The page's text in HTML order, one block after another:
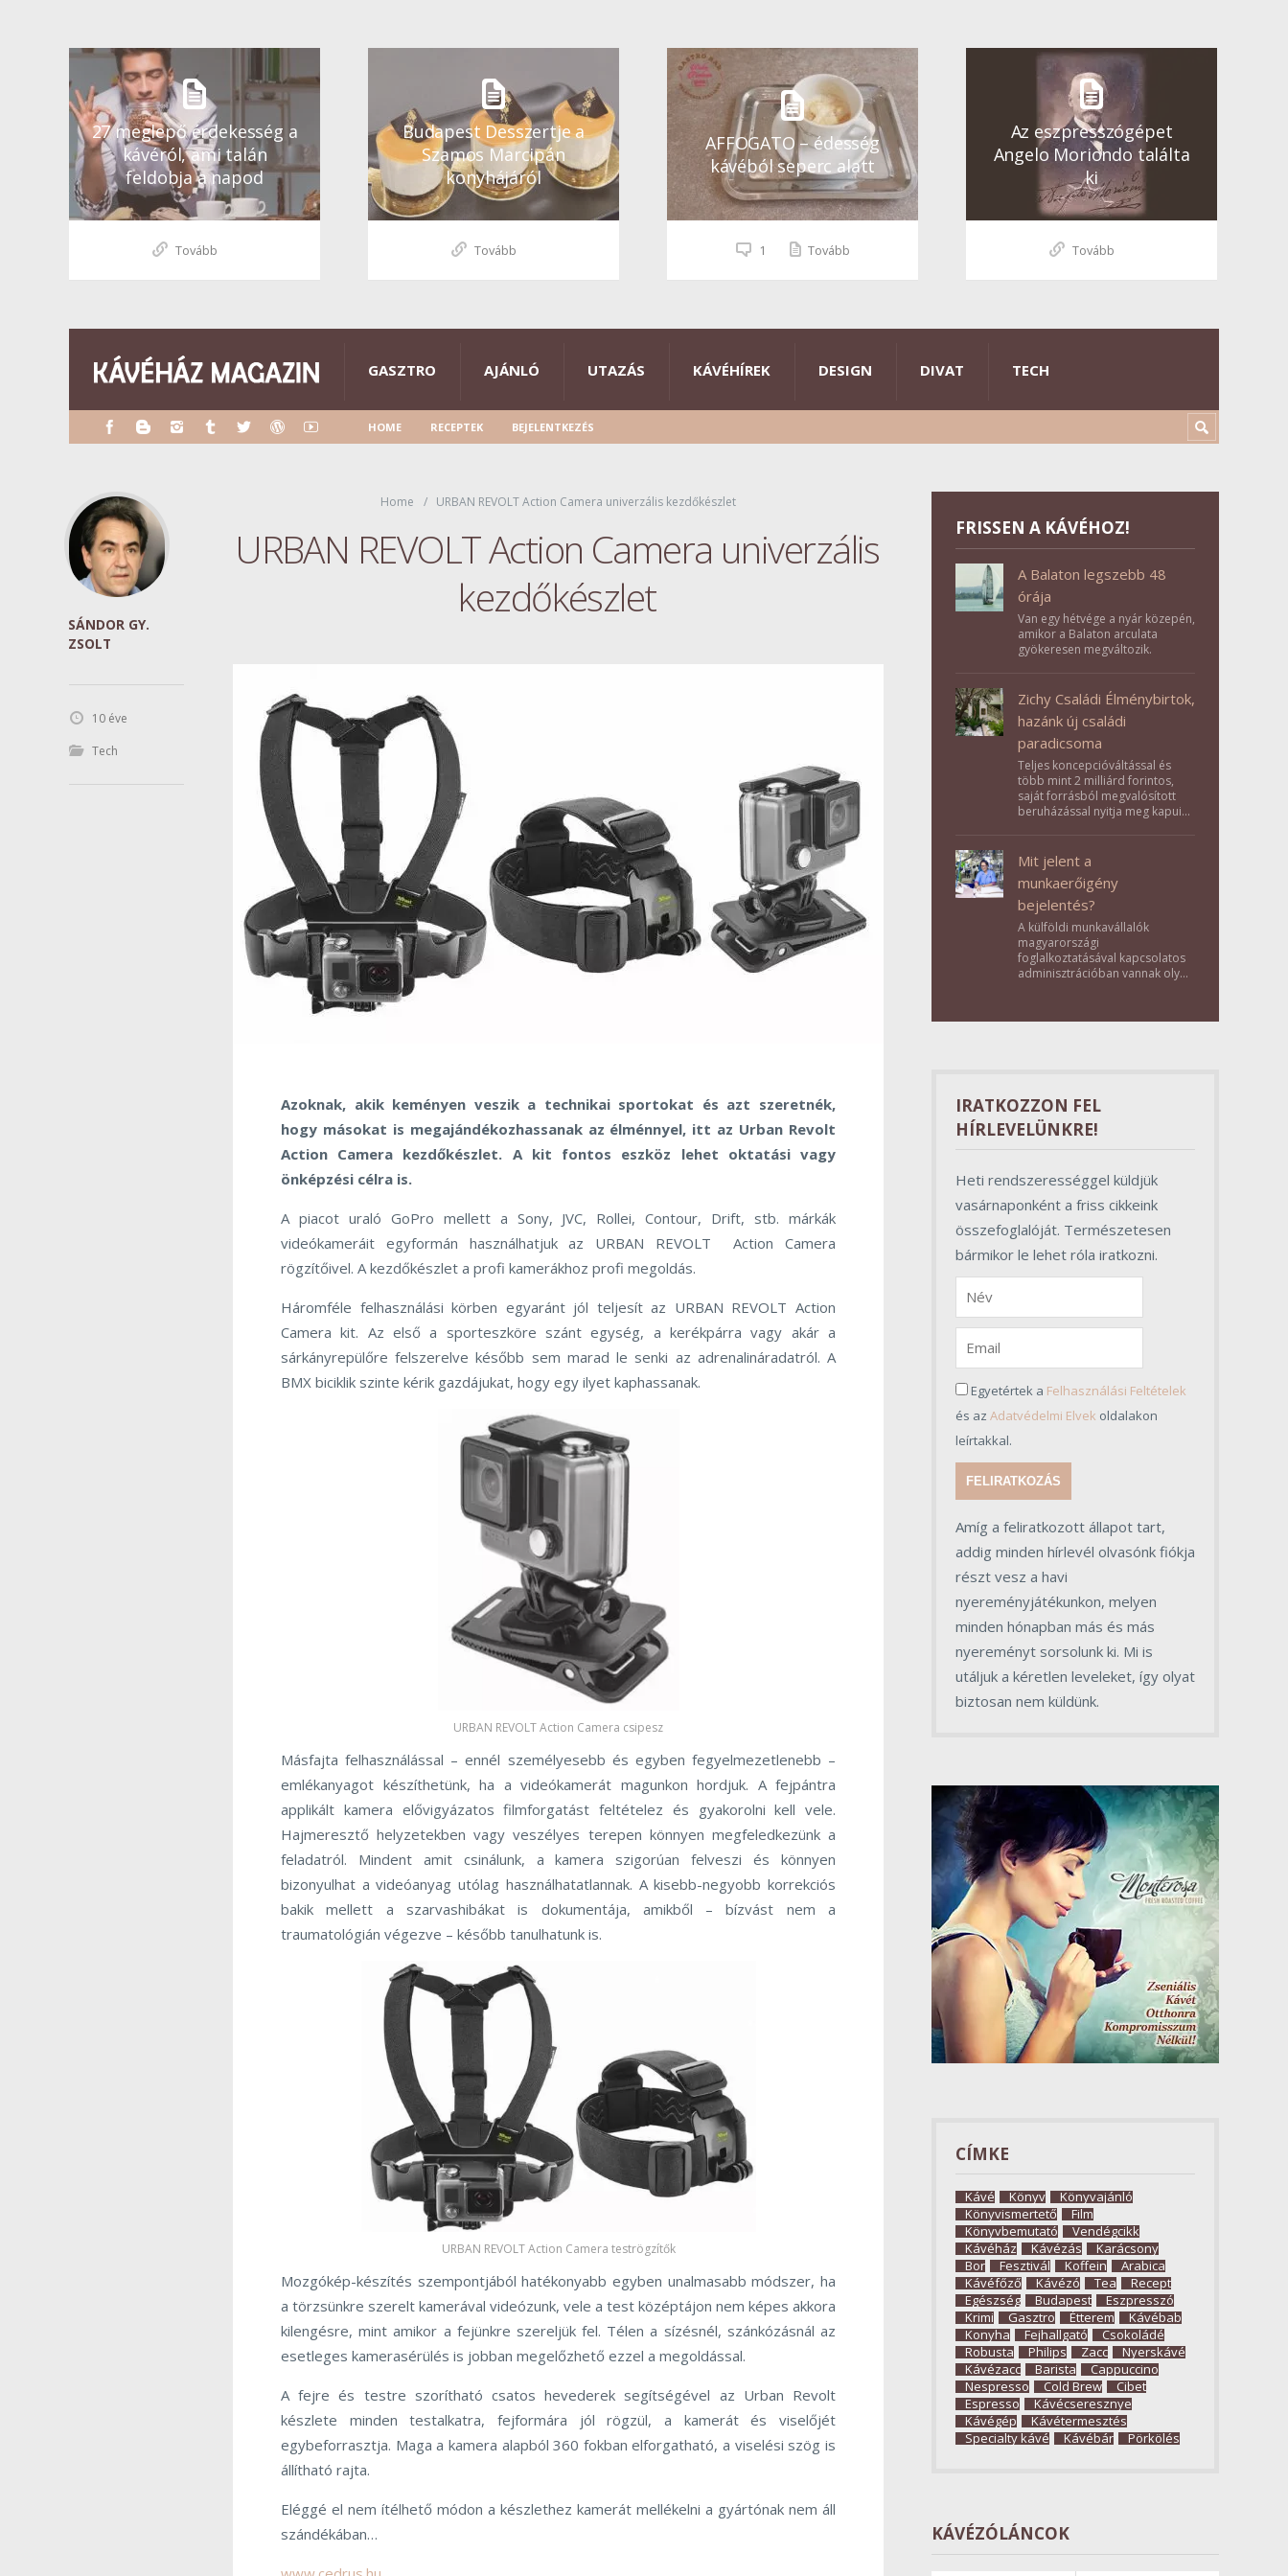
27 meglepő érdekesség a
kávéról, ami talán
feldobja a napod
Tovább
Budapest Desszertje a
Szamos Marcipán
konyhájáról
Tovább
AFFOGATO – édesség
kávéból seperc alatt
1 Tovább
Az eszpresszógépet
Angelo Moriondo találta
ki
Tovább
GASZTRO AJÁNLÓ UTAZÁS KÁVÉHÍREK DESIGN DIVAT TECH
HOME RECEPTEK BEJELENTKEZÉS
Home URBAN REVOLT Action Camera univerzális kezdőkészlet
URBAN REVOLT Action Camera univerzális
kezdőkészlet
Azoknak, akik keményen veszik a technikai sportokat és azt szeretnék,
hogy másokat is megajándékozhassanak az élménnyel, itt az Urban Revolt
Action Camera kezdőkészlet. A kit fontos eszköz lehet oktatási vagy
önképzési célra is.
A piacot uraló GoPro mellett a Sony, JVC, Rollei, Contour, Drift, stb. márkák
videókameráit egyformán használhatjuk az URBAN REVOLT Action Camera
rögzítőivel. A kezdőkészlet a profi kamerákhoz profi megoldás.
Háromféle felhasználási körben egyaránt jól teljesít az URBAN REVOLT Action
Camera kit. Az első a sporteszköre szánt egység, a kerékpárra vagy akár a
sárkányrepülőre felszerelve később sem marad le senki az adrenalináradatról. A
BMX biciklik szinte kérik gazdájukat, hogy egy ilyet kaphassanak.
URBAN REVOLT Action Camera csipesz
Másfajta felhasználással – ennél személyesebb és egyben fegyelmezetlenebb –
emlékanyagot készíthetünk, ha a videókamerát magunkon hordjuk. A fejpántra
applikált kamera elővigyázatos filmforgatást feltételez és gyakorolni kell vele.
Hajmeresztő helyzetekben vagy veszélyes terepen könnyen megfeledkezünk a
feladatról. Mindent amit csinálunk, a kamera szigorúan felveszi és könnyen
bizonyulhat a videóanyag utólag használhatatlannak. A kisebb-negyobb korrekciós
bakik mellett a szarvashibákat is dokumentája, amikből – bízvást nem a
traumatológián végezve – később tanulhatunk is.
URBAN REVOLT Action Camera teströgzítők
Mozgókép-készítés szempontjából hatékonyabb egyben unalmasabb módszer, ha
a törzsünkre szerelt kamerával videózunk, vele a test középtájon nem képes akkora
kilengésre, mint amikor a fejünkre szereljük fel. Télen a sízésnél, szánkózásnál az
esetleges kamerasérülés is jobban megelőzhető ezzel a megoldással.
A fejre és testre szorítható csatos hevederek segítségével az Urban Revolt
készlete minden testalkatra, fejformára jól rögzül, a kamerát és viselőjét
egybeforrasztja. Maga a kamera alapból 360 fokban elforgatható, a viselési szög is
állítható rajta.
Eléggé el nem ítélhető módon a készlethez kamerát mellékelni a gyártónak nem áll
szándékában…
SÁNDOR GY.
ZSOLT
10 éve
Tech
FRISSEN A KÁVÉHOZ!
A Balaton legszebb 48
órája
Van egy hétvége a nyár közepén,
amikor a Balaton arculata
gyökeresen megváltozik.
Zichy Családi Élménybirtok,
hazánk új családi
paradicsoma
Teljes koncepcióváltással és
több mint 2 milliárd forintos,
saját forrásból megvalósított
beruházással nyitja meg kapuit a
Élménybirtok a mai napon.
Mit jelent a
munkaerőigény
bejelentés?
A külföldi munkavállalók
magyarországi
foglalkoztatásával kapcsolatos
adminisztrációban vannak olyan
valójában azonban
IRATKOZZON FEL
HÍRLEVELÜNKRE!
Heti rendszerességgel küldjük
vasárnaponként a friss cikkeink
összefoglalóját. Természetesen
bármikor le lehet róla iratkozni.
Egyetértek a Felhasználási Feltételek
és az Adatvédelmi Elvek oldalakon
leírtakkal.
FELIRATKOZÁS
Amíg a feliratkozott állapot tart,
addig minden hírlevél olvasónk fiókja
részt vesz a havi
nyereményjátékunkon, melyen
minden hónapban más és más
nyereményt sorsolunk ki. Mi is
utáljuk a kéretlen leveleket, így olyat
biztosan nem küldünk.
CÍMKE
Kávé Könyv
Könyvajánló
Könyvismertető
Film
Könyvbemutató
Vendégcikk
Kávéház
Kávézás
Karácsony
Bor
Fesztivál Koffein
Arabica
Kávéfőző
Kávézó Tea
Recept
Egészség
Budapest
Eszpresszó
Krimi
Gasztro Étterem
Kávébab
Konyha
Fejhallgató
Csokoládé
Robusta
Philips Zacc
Nyerskávé
Kávézacc
Barista
Cappuccino
Nespresso
Cold Brew
Cibet
Espresso
Kávécseresznye
Kávégép
Kávétermesztés
Specialty kávé
Kávébár Pörkölés
KÁVÉZÓLÁNCOK